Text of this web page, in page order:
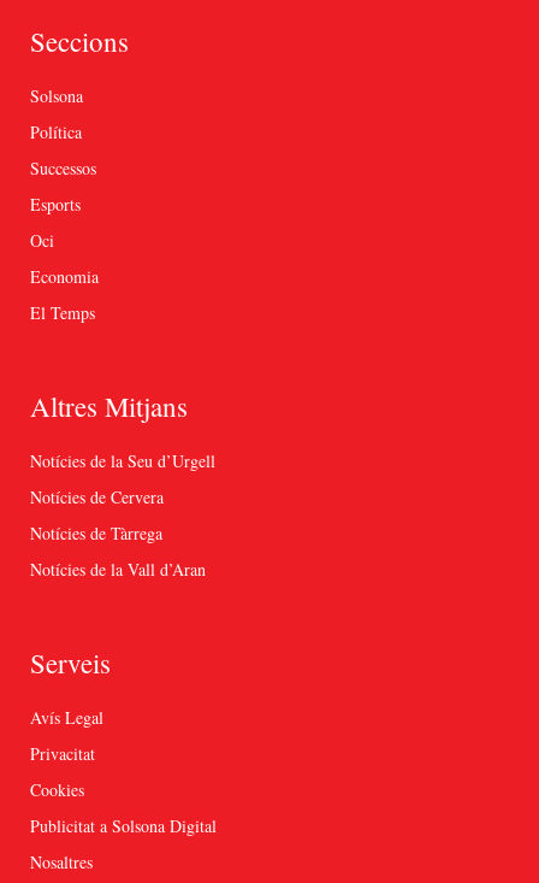
Seccions
Solsona
Política
Successos
Esports
Oci
Economia
El Temps
Altres Mitjans
Notícies de la Seu d’Urgell
Notícies de Cervera
Notícies de Tàrrega
Notícies de la Vall d’Aran
Serveis
Avís Legal
Privacitat
Cookies
Publicitat a Solsona Digital
Nosaltres